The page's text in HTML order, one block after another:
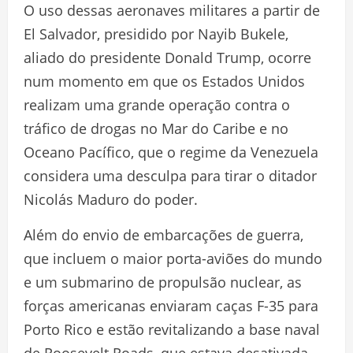
O uso dessas aeronaves militares a partir de
El Salvador, presidido por Nayib Bukele,
aliado do presidente Donald Trump, ocorre
num momento em que os Estados Unidos
realizam uma grande operação contra o
tráfico de drogas no Mar do Caribe e no
Oceano Pacífico, que o regime da Venezuela
considera uma desculpa para tirar o ditador
Nicolás Maduro do poder.
Além do envio de embarcações de guerra,
que incluem o maior porta-aviões do mundo
e um submarino de propulsão nuclear, as
forças americanas enviaram caças F-35 para
Porto Rico e estão revitalizando a base naval